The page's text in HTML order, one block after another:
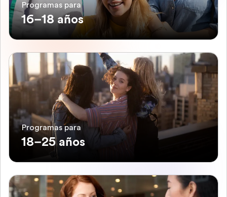
Programas para
16–18 años
Programas para
18–25 años